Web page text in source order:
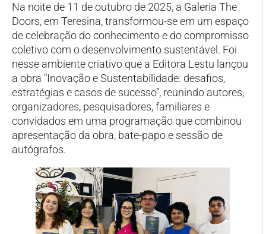
Na noite de 11 de outubro de 2025, a Galeria The
Doors, em Teresina, transformou-se em um espaço
de celebração do conhecimento e do compromisso
coletivo com o desenvolvimento sustentável. Foi
nesse ambiente criativo que a Editora Lestu lançou
a obra “Inovação e Sustentabilidade: desafios,
estratégias e casos de sucesso”, reunindo autores,
organizadores, pesquisadores, familiares e
convidados em uma programação que combinou
apresentação da obra, bate-papo e sessão de
autógrafos.